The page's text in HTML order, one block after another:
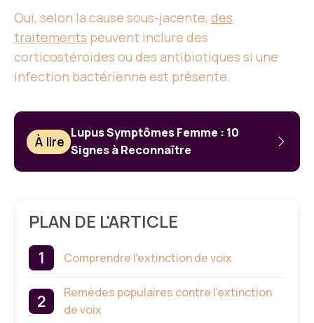
Oui, selon la cause sous-jacente, des
traitements peuvent inclure des
corticostéroïdes ou des antibiotiques si une
infection bactérienne est présente.
À lire
Lupus Symptômes Femme : 10
Signes à Reconnaître
PLAN DE L'ARTICLE
Comprendre l’extinction de voix
Remèdes populaires contre l’extinction
de voix